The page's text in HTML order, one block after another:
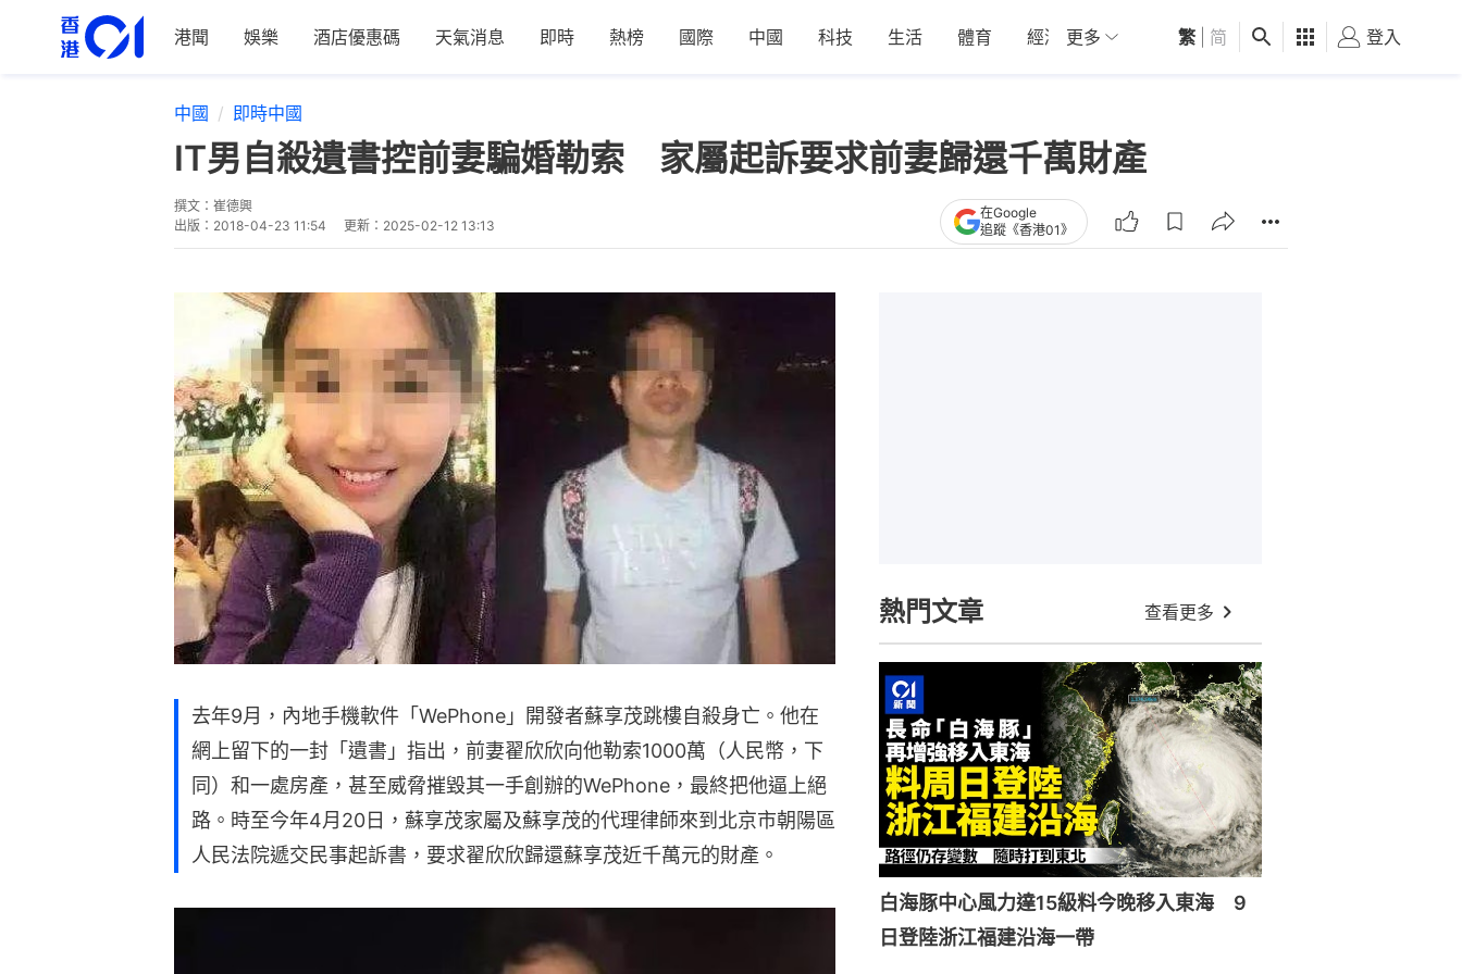
港聞 娛樂 酒店優惠碼 天氣消息 即時 熱榜 國際 中國 科技 生活 體育 經濟 01深圳 觀點 健康 好食玩飛
更多 繁 简 登入
中國 即時中國
IT男自殺遺書控前妻騙婚勒索 家屬起訴要求前妻歸還千萬財產
撰文： 崔德興
出版： 2018-04-23 11:54 更新： 2025-02-12 13:13
在Google
追蹤《香港01》
去年9月，內地手機軟件「WePhone」開發者蘇享茂跳樓自殺身亡。他在
網上留下的一封「遺書」指出，前妻翟欣欣向他勒索1000萬（人民幣，下
同）和一處房產，甚至威脅摧毀其一手創辦的WePhone，最終把他逼上絕
路。時至今年4月20日，蘇享茂家屬及蘇享茂的代理律師來到北京市朝陽區
人民法院遞交民事起訴書，要求翟欣欣歸還蘇享茂近千萬元的財產。
熱門文章 查看更多
白海豚中心風力達15級料今晚移入東海 9
日登陸浙江福建沿海一帶